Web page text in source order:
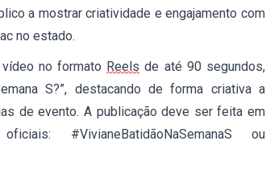
a mostrar criatividade e engajamento com
no estado.
no formato Reels de até 90 segundos,
S?”, destacando de forma criativa a
de evento. A publicação deve ser feita em
#VivianeBatidãoNaSemanaS ou